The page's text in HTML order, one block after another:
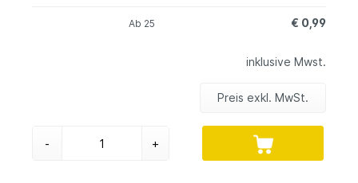
Ab 25 € 0,99
inklusive Mwst.
Preis exkl. MwSt.
- +